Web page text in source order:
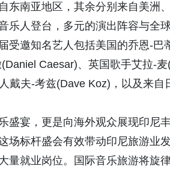
东南亚地区，其余分别来自美洲
乐人登台，多元的演出阵容与全
受邀知名艺人包括美国的乔恩-
Caesar)、英国歌手艾拉-
戴夫-考兹(Dave Koz)，以及来
盛宴，更是向海外观众展现印尼
场标杆盛会有效带动印尼旅游业
量就业岗位。国际音乐旅游将旋